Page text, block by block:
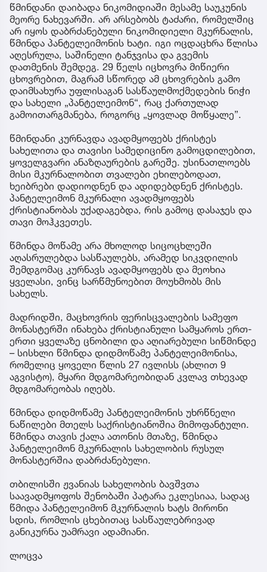
წმინდანი დაიბადა ნიკომიდიაში მესამე საუკუნის
მეორე ნახევარში. არ არსებობს ტაძარი, რომელშიც
არ იყოს დაბრძანებული ნიკომიდიელი მკურნალის,
წმინდა პანტელეიმონის ხატი. იგი ოცდაცხრა წლისა
აღესრულა, საშინელი ტანჯვისა და გვემის
დათმენის შემდეგ. 29 წელს იცხოვრა მიწიერი
ცხოვრებით, მაგრამ სწორედ ამ ცხოვრების გამო
დაიმსახურა უფლისაგან სასწაულმოქმედების ნიჭი
და სახელი „პანტელეიმონ“, რაც ქართულად
გამოითარგმანება, როგორც „ყოვლად მოწყალე”.
წმინდანი კურნავდა ავადმყოფებს ქრისტეს
სახელითა და თავისი სამედიცინო გამოცდილებით,
ყოველგვარი ანაზღაურების გარეშე. უსინათლოებს
მისი მკურნალობით თვალები ეხილებოდათ,
ხეიბრები დადიოდნენ და ადიდებდნენ ქრისტეს.
პანტელეიმონ მკურნალი ავადმყოფებს
ქრისტიანობას უქადაგებდა, რის გამოც დასაჯეს და
თავი მოჰკვეთეს.
წმინდა მოწამე არა მხოლოდ სიცოცხლეში
აღასრულებდა სასწაულებს, არამედ სიკვდილის
შემდგომაც კურნავს ავადმყოფებს და მეოხია
ყველასი, ვინც სარწმუნოებით მოუხმობს მის
სახელს.
მადრიდში, მაცხოვრის ფერისცვალების სამეფო
მონასტერში ინახება ქრისტიანული სამყაროს ერთ-
ერთი ყველაზე ცნობილი და აღიარებული სიწმინდე
– სისხლი წმინდა დიდმოწამე პანტელეიმონისა,
რომელიც ყოველი წლის 27 ივლისს (ახლით 9
აგვისტო), მყარი მდგომარეობიდან კვლავ თხევად
მდგომარეობას იღებს.
წმინდა დიდმოწამე პანტელეიმონის უხრწნელი
ნაწილები მთელს საქრისტიანოშია მიმოფანტული.
წმინდა თავის ქალა ათონის მთაზე, წმინდა
პანტელეიმონ მკურნალის სახელობის რუსულ
მონასტერშია დაბრძანებული.
თბილისში ჟვანიას სახელობის ბავშვთა
საავადმყოფოს შენობაში პატარა ეკლესიაა, სადაც
წმიდა პანტელეიმონ მკურნალის ხატს მირონი
სდის, რომლის ცხებითაც სასწაულებრივად
განიკურნა უამრავი ადამიანი.
ლოცვა